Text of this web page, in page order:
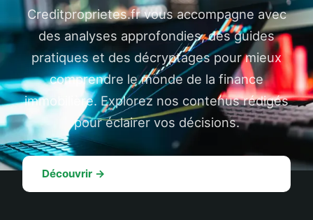
Creditproprietes.fr vous accompagne avec
des analyses approfondies, des guides
pratiques et des décryptages pour mieux
comprendre le monde de la finance
immobilière. Explorez nos contenus rédigés
pour éclairer vos décisions.
Découvrir →